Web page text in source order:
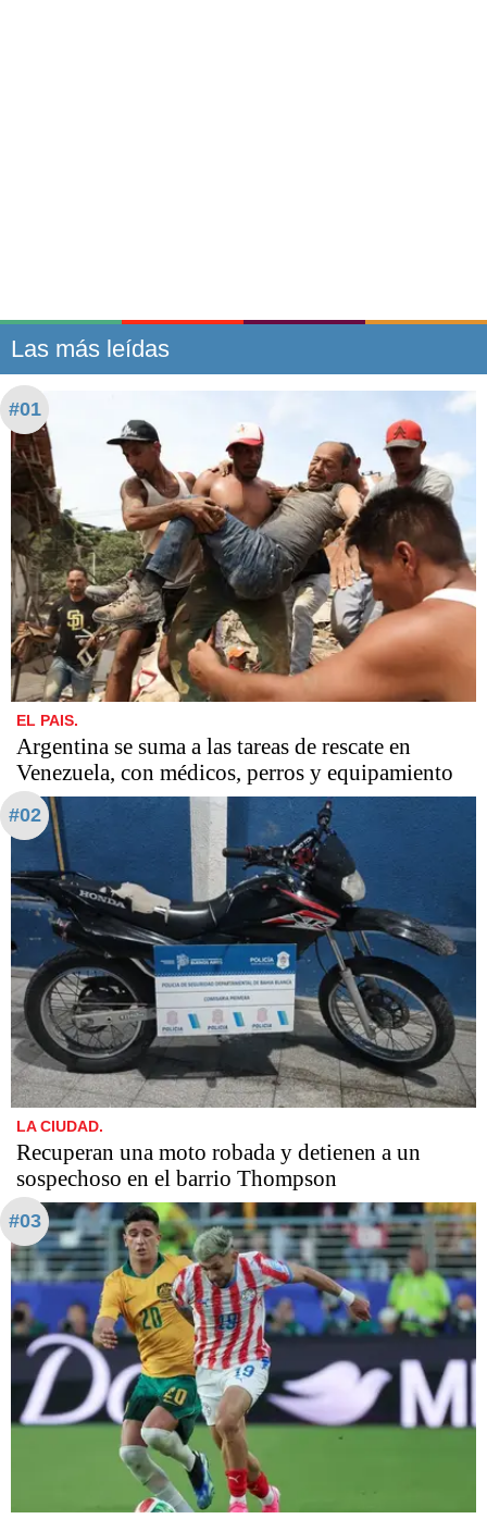
Las más leídas
#01
EL PAIS.
Argentina se suma a las tareas de rescate en
Venezuela, con médicos, perros y equipamiento
#02
LA CIUDAD.
Recuperan una moto robada y detienen a un
sospechoso en el barrio Thompson
#03